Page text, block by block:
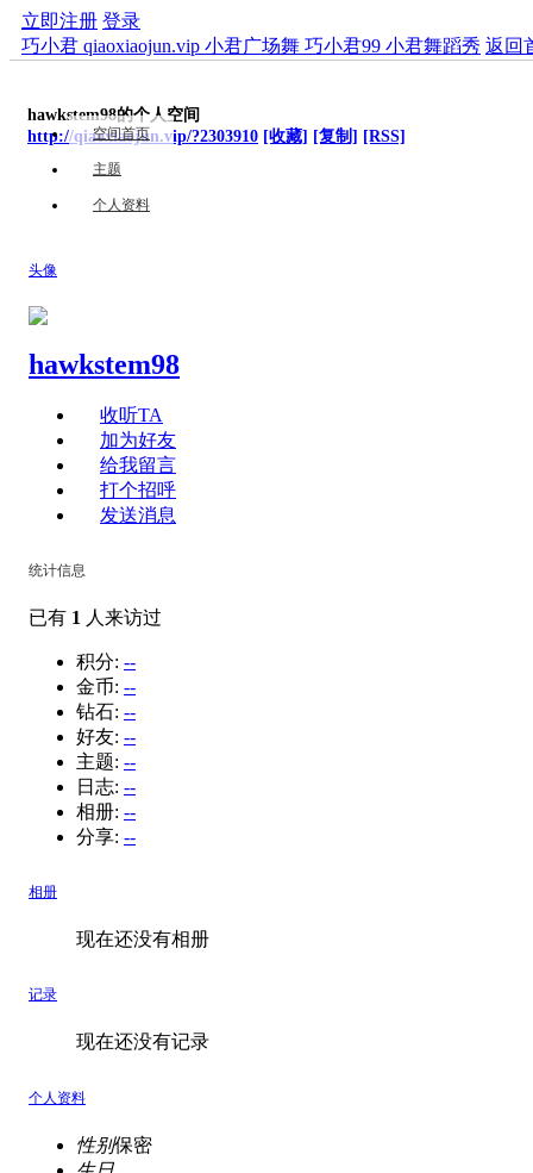
立即注册 登录
巧小君 qiaoxiaojun.vip 小君广场舞 巧小君99 小君舞蹈秀 返回
hawkstem98的个人空间
http://qiaoxiaojun.vip/?2303910 [收藏] [复制] [RSS]
空间首页
主题
个人资料
头像
hawkstem98
收听TA
加为好友
给我留言
打个招呼
发送消息
统计信息
已有 1 人来访过
积分: --
金币: --
钻石: --
好友: --
主题: --
日志: --
相册: --
分享: --
相册
现在还没有相册
记录
现在还没有记录
个人资料
性别保密